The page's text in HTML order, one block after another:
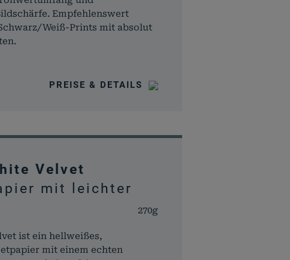
Empfehlenswert
Weiß-Prints mit absolut
PREISE & DETAILS
Velvet
mit leichter
270g
ist ein hellweißes,
mit einem echten